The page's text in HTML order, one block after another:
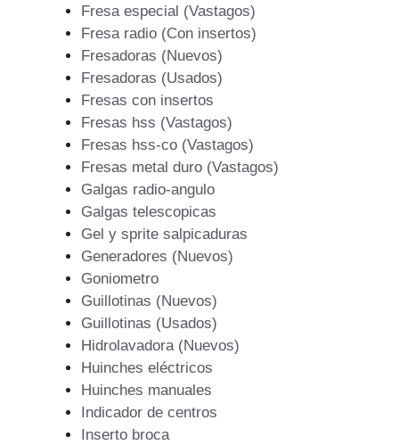
Fresa especial (Vastagos)
Fresa radio (Con insertos)
Fresadoras (Nuevos)
Fresadoras (Usados)
Fresas con insertos
Fresas hss (Vastagos)
Fresas hss-co (Vastagos)
Fresas metal duro (Vastagos)
Galgas radio-angulo
Galgas telescopicas
Gel y sprite salpicaduras
Generadores (Nuevos)
Goniometro
Guillotinas (Nuevos)
Guillotinas (Usados)
Hidrolavadora (Nuevos)
Huinches eléctricos
Huinches manuales
Indicador de centros
Inserto broca